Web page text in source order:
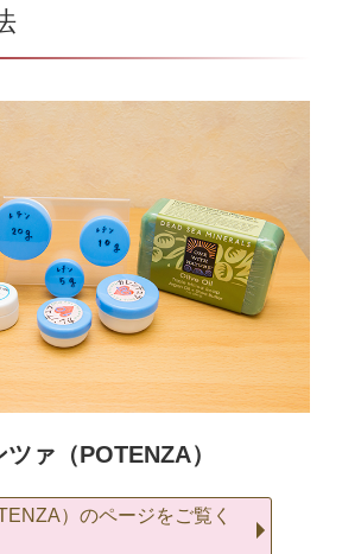
ァ（POTENZA）
）のページをご覧く